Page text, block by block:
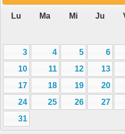
Lu Ma Mi Ju
3
4 5 6
10
11 12 13
17
18 19 20
24
25 26 27
31